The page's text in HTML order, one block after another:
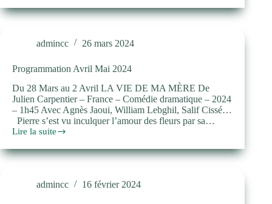
Juin
admincc 26 mars 2024
Programmation Avril Mai 2024
Du 28 Mars au 2 Avril LA VIE DE MA MÈRE De
Julien Carpentier – France – Comédie dramatique – 2024
– 1h45 Avec Agnès Jaoui, William Lebghil, Salif Cissé…
Pierre s’est vu inculquer l’amour des fleurs par sa…
Lire la suite
Programmation
Mai
admincc 16 février 2024